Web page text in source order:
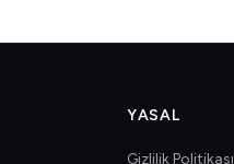
YASAL
Gizlilik Politikası